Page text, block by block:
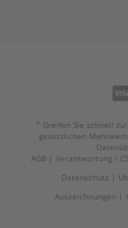
* Greifen Sie schnell
gesetzlichen
AGB
Verantwortung /
Datenschutz
Auszeichnungen